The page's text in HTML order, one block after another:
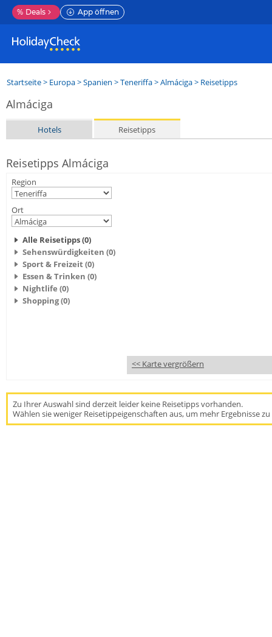
% Deals App öffnen
Startseite> Europa>Spanien >Teneriffa>Almáciga> Reisetipps
Almáciga
Hotels Reisetipps
Reisetipps Almáciga
Region
Ort
Alle Reisetipps (0)
Sehenswürdigkeiten (0)
Sport & Freizeit (0)
Essen & Trinken (0)
Nightlife (0)
Shopping (0)
<< Karte vergrößern
Zu Ihrer Auswahl sind derzeit leider keine Reisetipps vorhanden.
Wählen sie weniger Reisetippeigenschaften aus, um mehr Ergebnisse